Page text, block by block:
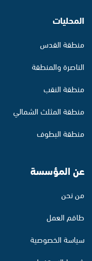
المحليات
منطقة القدس
الناصرة والمنطقة
منطقة النقب
منطقة المثلث الشمالي
منطقة البطوف
عن المؤسسة
من نحن
طاقم العمل
سياسة الخصوصية